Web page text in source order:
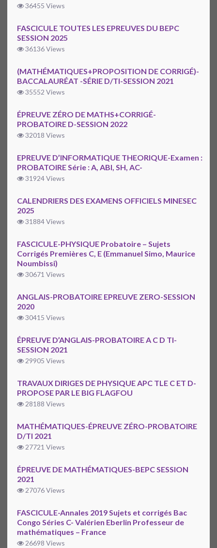
36455 Views
FASCICULE TOUTES LES EPREUVES DU BEPC
SESSION 2025
36136 Views
(MATHÉMATIQUES+PROPOSITION DE CORRIGÉ)-
BACCALAURÉAT -SÉRIE D/TI-SESSION 2021
35552 Views
ÉPREUVE ZÉRO DE MATHS+CORRIGÉ-
PROBATOIRE D-SESSION 2022
32018 Views
EPREUVE D’INFORMATIQUE THEORIQUE-Examen :
PROBATOIRE Série : A, ABI, SH, AC-
31924 Views
CALENDRIERS DES EXAMENS OFFICIELS MINESEC
2025
31884 Views
FASCICULE-PHYSIQUE Probatoire – Sujets
Corrigés Premières C, E (Emmanuel Simo, Maurice
Noumbissi)
30671 Views
ANGLAIS-PROBATOIRE EPREUVE ZERO-SESSION
2020
30415 Views
ÉPREUVE D’ANGLAIS-PROBATOIRE A C D TI-
SESSION 2021
29905 Views
TRAVAUX DIRIGES DE PHYSIQUE APC TLE C ET D-
PROPOSE PAR LE BIG FLAGFOU
28188 Views
MATHÉMATIQUES-ÉPREUVE ZÉRO-PROBATOIRE
D/TI 2021
27721 Views
ÉPREUVE DE MATHÉMATIQUES-BEPC SESSION
2021
27076 Views
FASCICULE-Annales 2019 Sujets et corrigés Bac
Congo Séries C- Valérien Eberlin Professeur de
mathématiques – France
26698 Views